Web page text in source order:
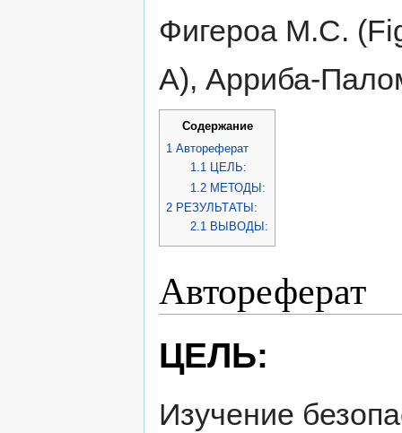
Фигероа М.С.
A), Арриба-
Содержание
1 Автореферат
1.1 ЦЕЛЬ:
1.2 МЕТОДЫ:
2 РЕЗУЛЬТАТЫ:
2.1 ВЫВОДЫ:
Автореферат
ЦЕЛЬ:
Изучение